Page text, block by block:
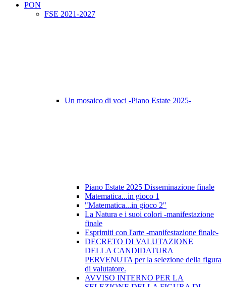
PON
FSE 2021-2027
Un mosaico di voci -Piano Estate 2025-
Piano Estate 2025 Disseminazione finale
Matematica...in gioco 1
"Matematica...in gioco 2"
La Natura e i suoi colori -manifestazione
finale
Esprimiti con l'arte -manifestazione finale-
DECRETO DI VALUTAZIONE
DELLA CANDIDATURA
PERVENUTA per la selezione della figura
di valutatore.
AVVISO INTERNO PER LA